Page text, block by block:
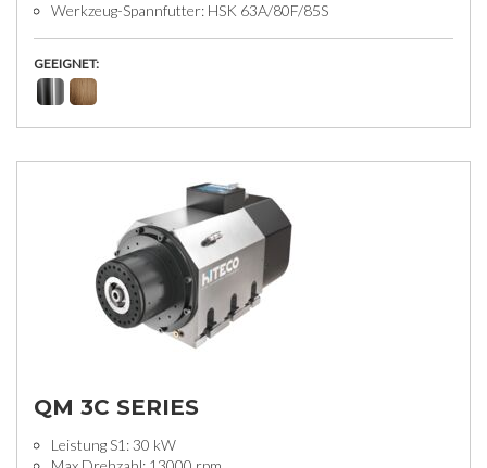
Werkzeug-Spannfutter: HSK 63A/80F/85S
GEEIGNET:
QM 3C SERIES
Leistung S1: 30 kW